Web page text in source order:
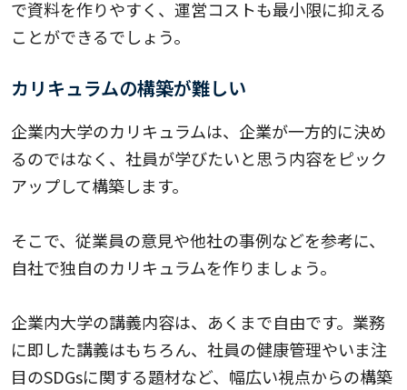
で資料を作りやすく、運営コストも最小限に抑える
ことができるでしょう。
カリキュラムの構築が難しい
企業内大学のカリキュラムは、企業が一方的に決め
るのではなく、社員が学びたいと思う内容をピック
アップして構築します。
そこで、従業員の意見や他社の事例などを参考に、
自社で独自のカリキュラムを作りましょう。
企業内大学の講義内容は、あくまで自由です。業務
に即した講義はもちろん、社員の健康管理やいま注
目のSDGsに関する題材など、幅広い視点からの構築